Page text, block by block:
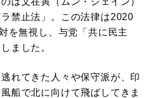
禁止法」。この法律は2020
を無視し、与党「共に民主
ました。
れてきた人々や保守派が、印
船で北に向けて飛ばしてきま